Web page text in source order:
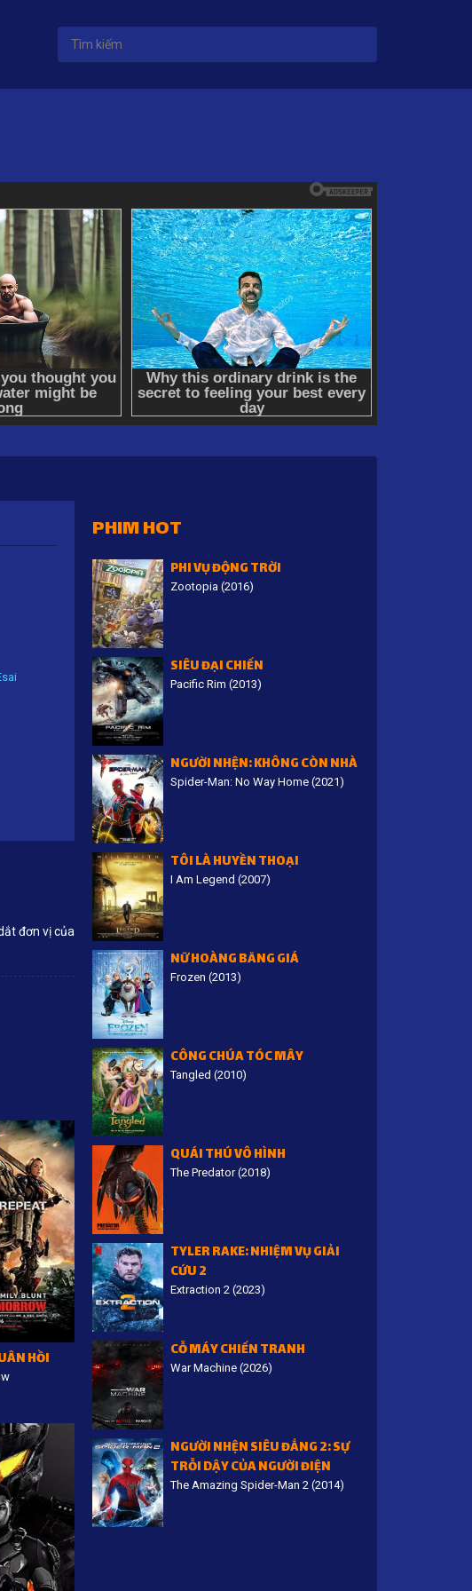
đơn vị của
HỒI
PHIM HOT
PHI VỤ ĐỘNG TRỜI
Zootopia (2016)
SIÊU ĐẠI CHIẾN
Pacific Rim (2013)
NGƯỜI NHỆN: KHÔNG CÒN NHÀ
Spider-Man: No Way Home (2021)
TÔI LÀ HUYỀN THOẠI
I Am Legend (2007)
NỮ HOÀNG BĂNG GIÁ
Frozen (2013)
CÔNG CHÚA TÓC MÂY
Tangled (2010)
QUÁI THÚ VÔ HÌNH
The Predator (2018)
TYLER RAKE: NHIỆM VỤ GIẢI
CỨU 2
Extraction 2 (2023)
CỖ MÁY CHIẾN TRANH
War Machine (2026)
NGƯỜI NHỆN SIÊU ĐẲNG 2: SỰ
TRỖI DẬY CỦA NGƯỜI ĐIỆN
The Amazing Spider-Man 2 (2014)